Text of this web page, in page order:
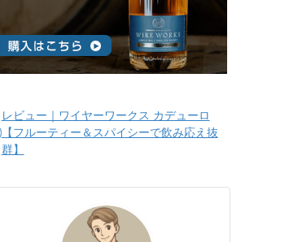
レビュー｜ワイヤーワークス カデューロ
【フルーティー＆スパイシーで飲み応え抜
群】